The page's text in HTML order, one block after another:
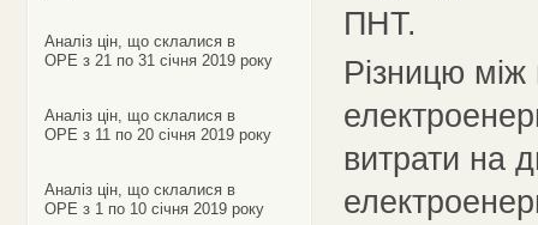
Аналіз цін, що склалися в
ОРЕ з 21 по 31 січня 2019 року
Аналіз цін, що склалися в
ОРЕ з 11 по 20 січня 2019 року
Аналіз цін, що склалися в
ОРЕ з 1 по 10 січня 2019 року
ПНТ.
Різницю між
витрати на